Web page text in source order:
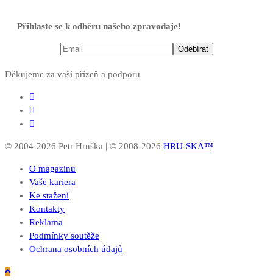
Přihlaste se k odběru našeho zpravodaje!
Děkujeme za vaší přízeň a podporu
© 2004-2026 Petr Hruška | © 2008-2026 HRU-SKA™
O magazinu
Vaše kariera
Ke stažení
Kontakty
Reklama
Podmínky soutěže
Ochrana osobních údajů